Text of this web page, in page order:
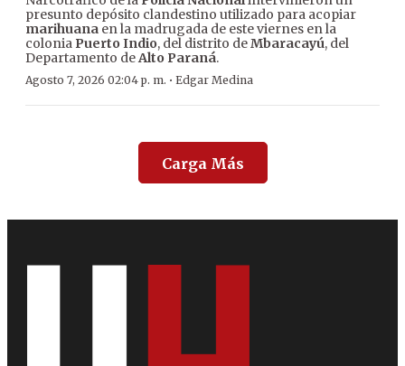
presunto depósito clandestino utilizado para acopiar
marihuana en la madrugada de este viernes en la
colonia Puerto Indio, del distrito deMbaracayú, del
Departamento deAlto Paraná.
Agosto 7, 2026 02:04 p. m. · Edgar Medina
Carga Más